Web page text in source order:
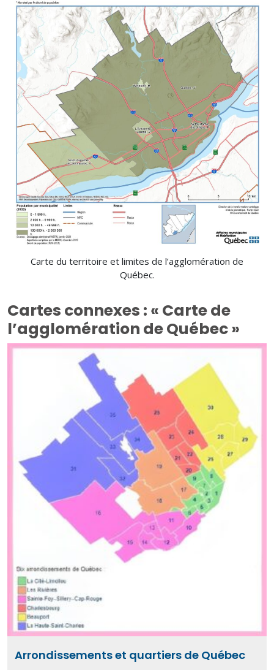
Carte du territoire et limites de l’agglomération de
Québec.
Cartes connexes : « Carte de
l’agglomération de Québec »
Arrondissements et quartiers de Québec